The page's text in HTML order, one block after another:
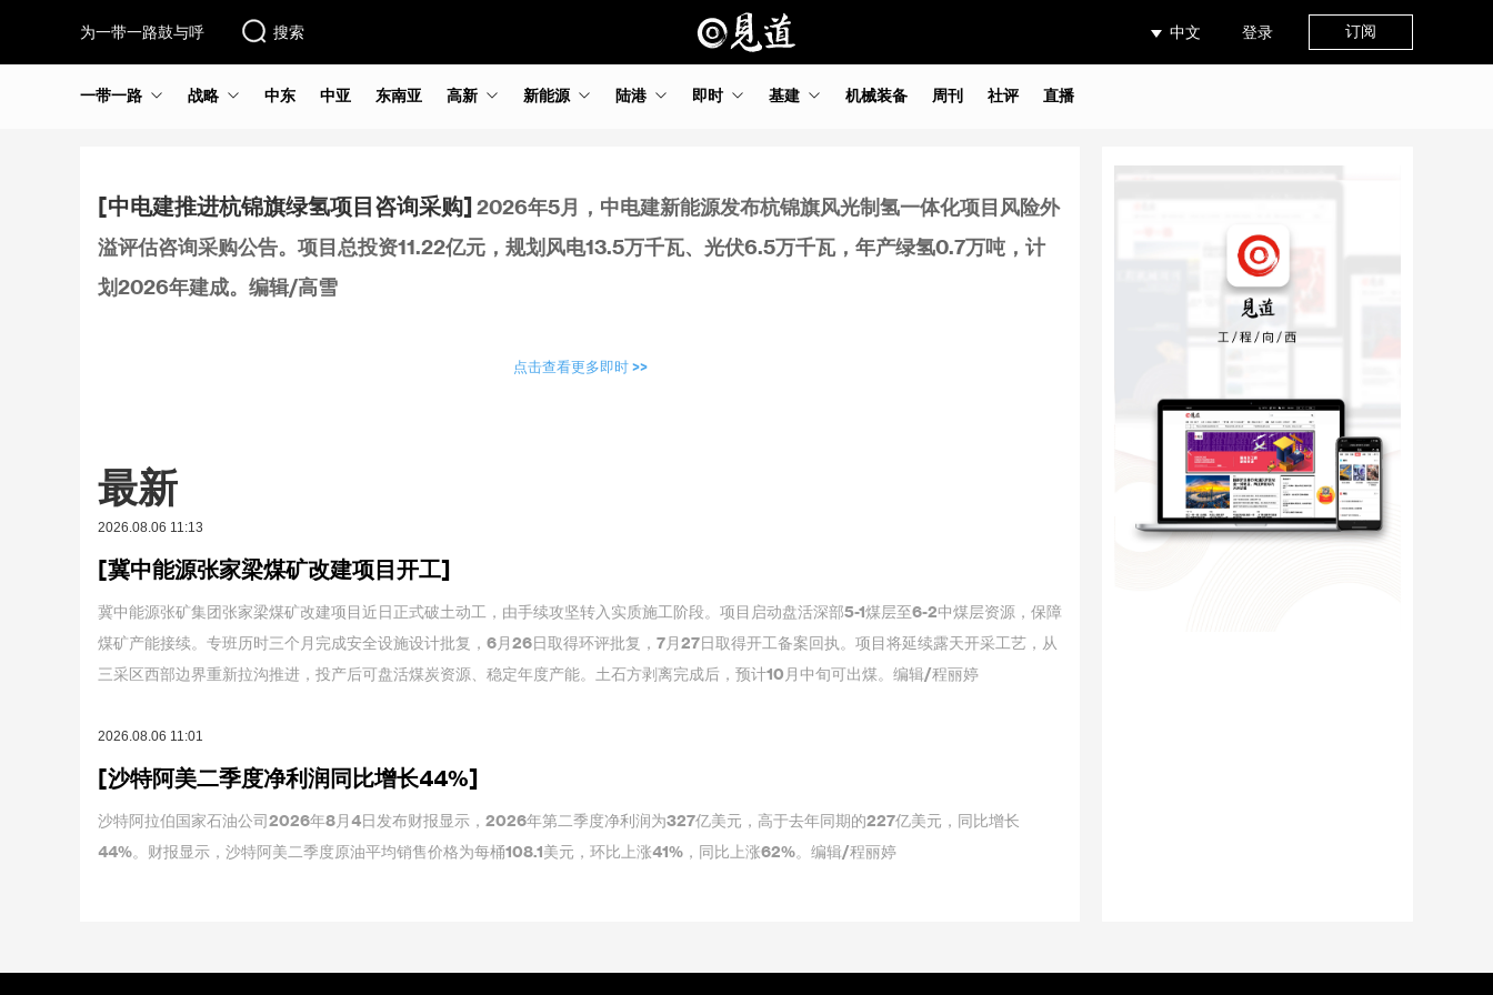
为一带一路鼓与呼 搜索 中文 登录 订阅
一带一路 战略 中东 中亚 东南亚 高新 新能源 陆港 即时 基建 机械装备 周刊 社评 直播
[中电建推进杭锦旗绿氢项目咨询采购]2026年5月，中电建新能源发布杭锦旗风光制氢一体化项目风险外
溢评估咨询采购公告。项目总投资11.22亿元，规划风电13.5万千瓦、光伏6.5万千瓦，年产绿氢0.7万吨，计
划2026年建成。编辑/高雪
点击查看更多即时 >>
最新
2026.08.06 11:13
[冀中能源张家梁煤矿改建项目开工]
冀中能源张矿集团张家梁煤矿改建项目近日正式破土动工，由手续攻坚转入实质施工阶段。项目启动盘活深部5-1煤层至6-2中煤层资源，保障
煤矿产能接续。专班历时三个月完成安全设施设计批复，6月26日取得环评批复，7月27日取得开工备案回执。项目将延续露天开采工艺，从
三采区西部边界重新拉沟推进，投产后可盘活煤炭资源、稳定年度产能。土石方剥离完成后，预计10月中旬可出煤。编辑/程丽婷
2026.08.06 11:01
[沙特阿美二季度净利润同比增长44%]
沙特阿拉伯国家石油公司2026年8月4日发布财报显示，2026年第二季度净利润为327亿美元，高于去年同期的227亿美元，同比增长
44%。财报显示，沙特阿美二季度原油平均销售价格为每桶108.1美元，环比上涨41%，同比上涨62%。编辑/程丽婷